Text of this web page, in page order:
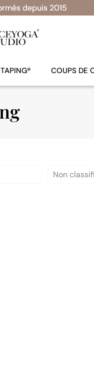
depuis 2015
COUPS DE
Non